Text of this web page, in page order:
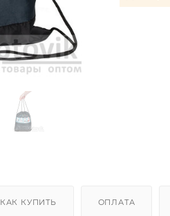
КАК КУПИТЬ ОПЛАТА